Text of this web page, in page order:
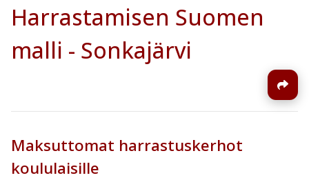
Harrastamisen Suomen
malli - Sonkajärvi
Maksuttomat harrastuskerhot
koululaisille